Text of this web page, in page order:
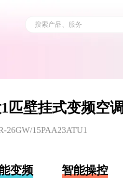
搜索产品、服务
匹壁挂式变频空调
26GW/15PAA23ATU1
变频 智能操控